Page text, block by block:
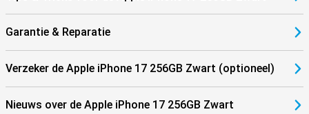
Garantie & Reparatie
Verzeker de Apple iPhone 17 256GB Zwart (optioneel)
Nieuws over de Apple iPhone 17 256GB Zwart